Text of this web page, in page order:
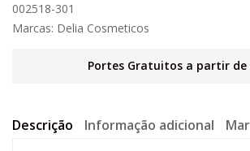
002518-301
Marcas: Delia Cosmeticos
Portes Gratuitos a partir de
Descrição Informação adicional